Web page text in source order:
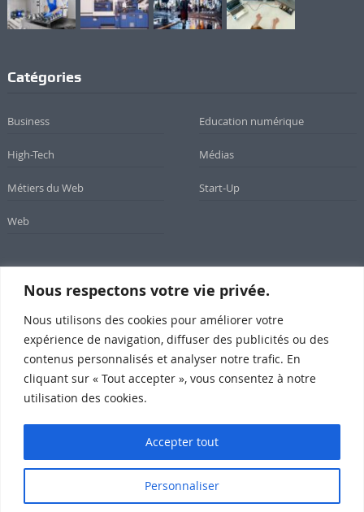
Nous respectons votre vie privée.
Nous utilisons des cookies pour améliorer votre
expérience de navigation, diffuser des publicités ou des
contenus personnalisés et analyser notre trafic. En
cliquant sur « Tout accepter », vous consentez à notre
utilisation des cookies.
Personnaliser
Accepter tout
Catégories
Business Education numérique
High-Tech Médias
Métiers du Web Start-Up
Web
Newsletter
Inscrivez-vous à notre newsletter
SomeWeb @2015 Propulsé par Wordpress